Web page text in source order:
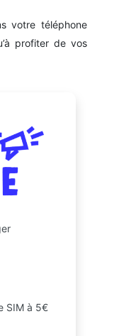
votre téléphone
profiter de vos
SIM à 5€